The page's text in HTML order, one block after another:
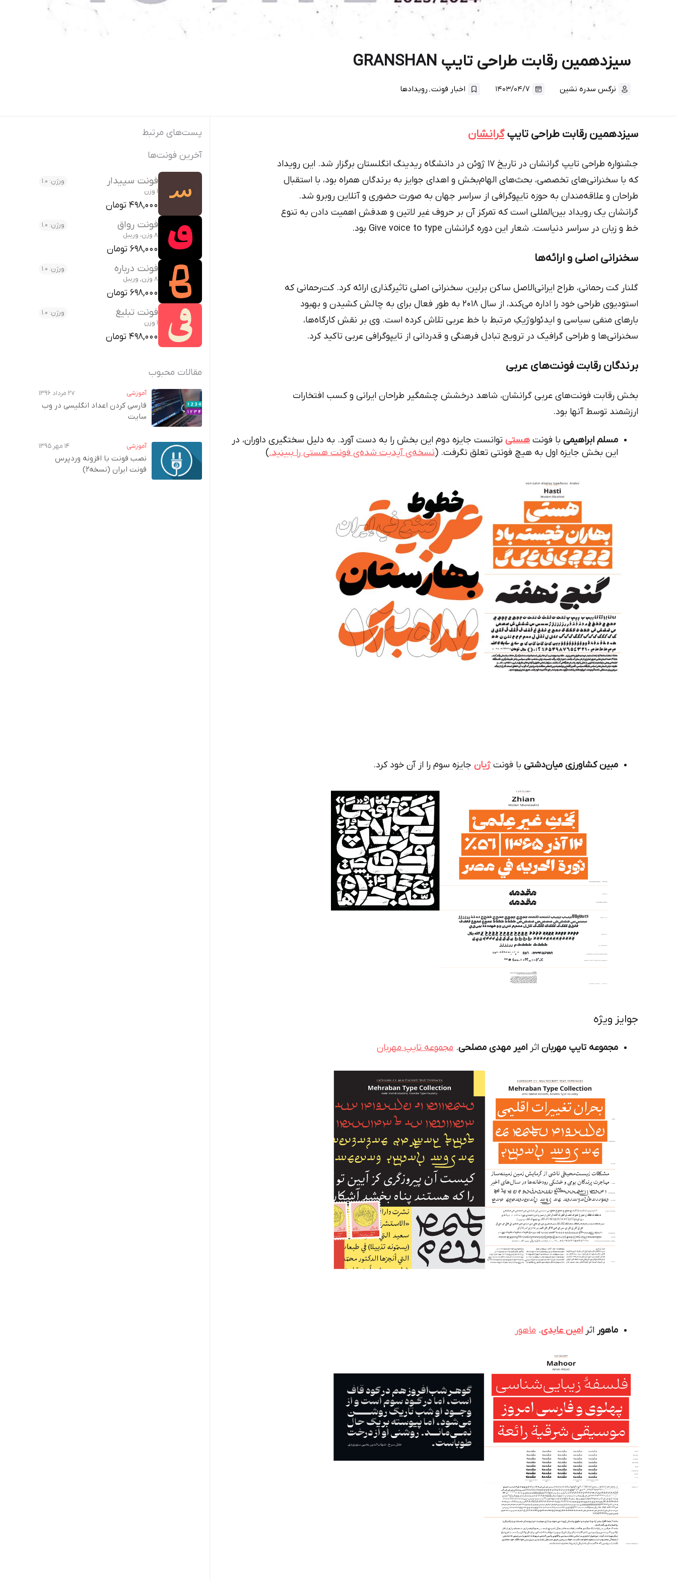
سیزدهمین رقابت طراحی تایپ GRANSHAN
نرگس سدره نشین ۱۴۰۳/۰۴/۷ اخبار فونت. رویداد‌ها
سیزدهمین رقابت طراحی تایپگرانشان
جشنواره طراحی تایپ گرانشان در تاریخ ۱۷ ژوئن در دانشگاه ریدینگ انگلستان برگزار شد. این رویداد
که با سخنرانی‌های تخصصی، بحث‌های الهام‌بخش و اهدای جوایز به برندگان همراه بود، با استقبال
طراحان و علاقه‌مندان به حوزه تایپوگرافی از سراسر جهان به صورت حضوری و آنلاین روبرو شد.
گرانشان یک رویداد بین‌المللی است که تمرکز آن بر حروف غیر لاتین و هدفش اهمیت دادن به تنوع
خط و زبان در سراسر دنیاست. شعار این دوره گرانشان Give voice to type بود.
سخنرانی اصلی و ارائه‌ها
گلنار کت رحمانی، طراح ایرانی‌الاصل ساکن برلین، سخنرانی اصلی تاثیرگذاری ارائه کرد. کت‌رحمانی که
استودیوی طراحی خود را اداره می‌کند، از سال ۲۰۱۸ به طور فعال برای به چالش کشیدن و بهبود
بارهای منفی سیاسی و ایدئولوژیکِ مرتبط با خط عربی تلاش کرده است. وی بر نقش کارگاه‌ها،
سخنرانی‌ها و طراحی گرافیک در ترویج تبادل فرهنگی و قدردانی از تایپوگرافی عربی تاکید کرد.
برندگان رقابت فونت‌های عربی
بخش رقابت فونت‌های عربی گرانشان، شاهد درخشش چشمگیر طراحان ایرانی و کسب افتخارات
ارزشمند توسط آنها بود.
مسلم ابراهیمی با فونت هستی توانست جایزه دوم این بخش را به دست آورد. به دلیل سختگیری داوران، در
این بخش جایزه اول به هیچ فونتی تعلق نگرفت. (نسخه‌ی آپدیت شده‌ی فونت هستی را ببینید.)
مبین کشاورزی میان‌دشتی با فونت ژیان جایزه سوم را از آن خود کرد.
جوایز ویژه
مجموعه تایپ مهربان اثر امیر مهدی مصلحی. مجموعه تایپ مهربان
ماهور اثر امین عابدی. ماهور
پست‌های مرتبط
آخرین فونت‌ها
فونت سپیدار
ورژن: 1.0
1 وزن
498,000 تومان
فونت رواق
ورژن: 1.0
8 وزن، وریبل
698,000 تومان
فونت درباره
ورژن: 1.0
8 وزن, وریبل
698,000 تومان
فونت تبلیغ
ورژن: 1.0
1 وزن
498,000 تومان
مقالات محبوب
آموزشی ۲۷ مرداد ۱۳۹۶
فارسی کردن اعداد انگلیسی در وب‌
سایت
آموزشی ۱۴ مهر ۱۳۹۵
نصب فونت با افزونه وردپرس
فونت ایران (نسخه2)